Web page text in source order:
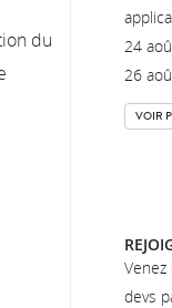
du
24
26
VOIR
devs